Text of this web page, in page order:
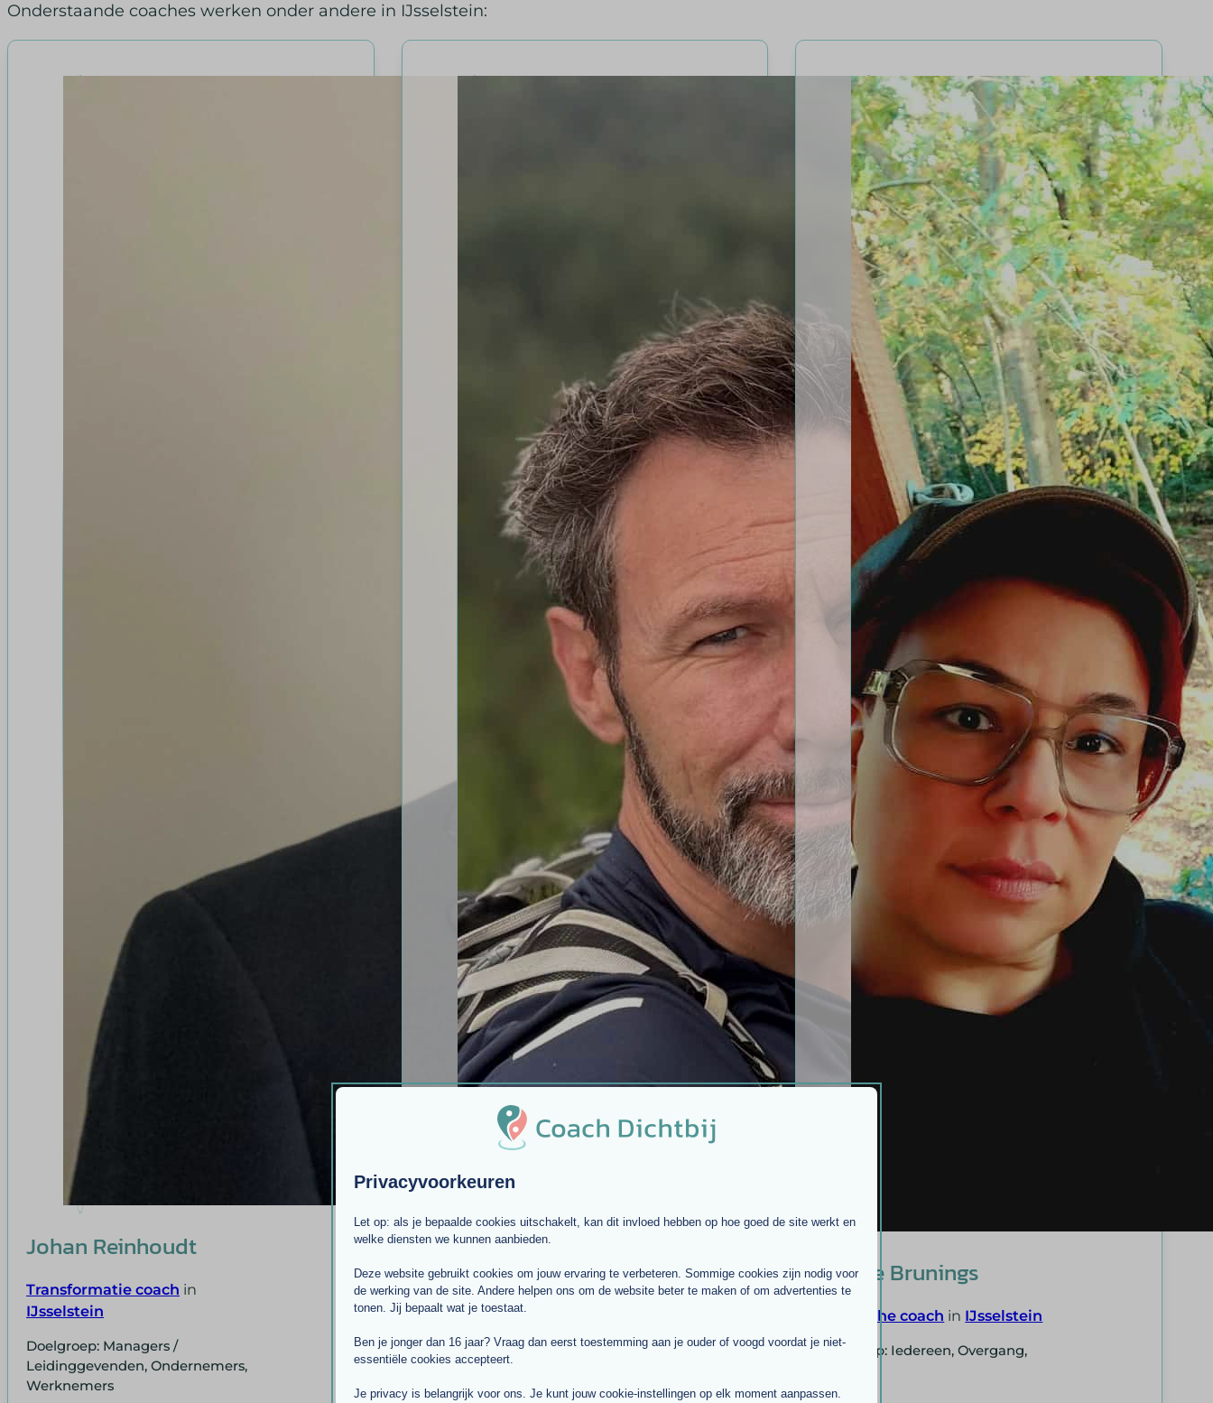
Onderstaande coaches werken onder andere in IJsselstein:
Johan Reinhoudt
Transformatie coach in
IJsselstein
Doelgroep: Managers /
Leidinggevenden, Ondernemers,
Werknemers
Andre van Nieuwpoort
Life coachinIJsselstein
Doelgroep: Managers /
Leidinggevenden, Volwassenen (30-
64 jaar), Werknemers
Mireille Brunings
Holistische coach in IJsselstein
Doelgroep: Iedereen, Overgang,
Privacyvoorkeuren
Let op: als je bepaalde cookies uitschakelt, kan dit invloed hebben op hoe goed de site werkt en
welke diensten we kunnen aanbieden.
Deze website gebruikt cookies om jouw ervaring te verbeteren. Sommige cookies zijn nodig voor
de werking van de site. Andere helpen ons om de website beter te maken of om advertenties te
tonen. Jij bepaalt wat je toestaat.
Ben je jonger dan 16 jaar? Vraag dan eerst toestemming aan je ouder of voogd voordat je niet-
essentiële cookies accepteert.
Je privacy is belangrijk voor ons. Je kunt jouw cookie-instellingen op elk moment aanpassen.